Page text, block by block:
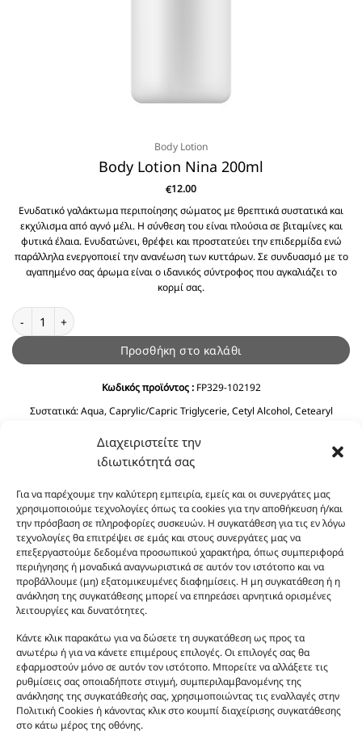
Διαχειριστείτε την
ιδιωτικότητά σας
Για να παρέχουμε την καλύτερη εμπειρία, εμείς και οι συνεργάτες μας
χρησιμοποιούμε τεχνολογίες όπως τα cookies για την αποθήκευση ή/και
την πρόσβαση σε πληροφορίες συσκευών. Η συγκατάθεση για τις εν λόγω
τεχνολογίες θα επιτρέψει σε εμάς και στους συνεργάτες μας να
επεξεργαστούμε δεδομένα προσωπικού χαρακτήρα, όπως συμπεριφορά
περιήγησης ή μοναδικά αναγνωριστικά σε αυτόν τον ιστότοπο και να
προβάλλουμε (μη) εξατομικευμένες διαφημίσεις. Η μη συγκατάθεση ή η
ανάκληση της συγκατάθεσης μπορεί να επηρεάσει αρνητικά ορισμένες
λειτουργίες και δυνατότητες.
Κάντε κλικ παρακάτω για να δώσετε τη συγκατάθεση ως προς τα
ανωτέρω ή για να κάνετε επιμέρους επιλογές. Οι επιλογές σας θα
εφαρμοστούν μόνο σε αυτόν τον ιστότοπο. Μπορείτε να αλλάξετε τις
ρυθμίσεις σας οποιαδήποτε στιγμή, συμπεριλαμβανομένης της
ανάκλησης της συγκατάθεσής σας, χρησιμοποιώντας τις εναλλαγές στην
Πολιτική Cookies ή κάνοντας κλικ στο κουμπί διαχείρισης συγκατάθεσης
στο κάτω μέρος της οθόνης.
Body Lotion
Body Lotion Nina 200ml
€12.00
Ενυδατικό γαλάκτωμα περιποίησης σώματος με θρεπτικά συστατικά και
εκχύλισμα από αγνό μέλι. Η σύνθεση του είναι πλούσια σε βιταμίνες και
φυτικά έλαια. Ενυδατώνει, θρέφει και προστατεύει την επιδερμίδα ενώ
παράλληλα ενεργοποιεί την ανανέωση των κυττάρων. Σε συνδυασμό με το
αγαπημένο σας άρωμα είναι ο ιδανικός σύντροφος που αγκαλιάζει το
κορμί σας.
Body Lotion Nina 200ml ποσότητα
Προσθήκη στο καλάθι
Κωδικός προϊόντος :FP329-102192
Συστατικά:Aqua, Caprylic/Capric Triglycerie, Cetyl Alcohol, Cetearyl
Amygdalus Dulcis Oil, Cyclopentasiloxane, Phenoxyethanol, Ceteareth-20,
Olea Europaea Fruit Oil, Dimethicone, Ethylhexyglycerin, Imidazolidinyl
Urea, Polyquaternium-39, Panthenol, BHT, Sodium Benzoate, Citric Acid.
Οι φωτογραφίες των προϊόντων είναι ενδεικτικές
Σκοπός τους είναι η διευκόλυνση της επιλογής σας.
Σε καμία περίπτωση δεν αντιστοιχούν στα
αυθεντικά αρώματα και δεν ανταποκρίνονται στην
πραγματικότητα. Πρόθεση της επιχείρησης μας δεν
είναι η παραπλάνηση και η εξαπάτηση του
καταναλωτή. Όλα μας τα προϊόντα είναι τύπου, σε